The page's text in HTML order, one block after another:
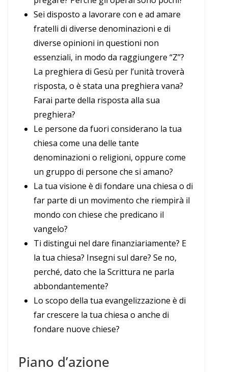
Sei disposto a lavorare con e ad amare
fratelli di diverse denominazioni e di
diverse opinioni in questioni non
essenziali, in modo da raggiungere “Z”?
La preghiera di Gesù per l’unità troverà
risposta, o è stata una preghiera vana?
Farai parte della risposta alla sua
preghiera?
Le persone da fuori considerano la tua
chiesa come una delle tante
denominazioni o religioni, oppure come
un gruppo di persone che si amano?
La tua visione è di fondare una chiesa o di
far parte di un movimento che riempirà il
mondo con chiese che predicano il
vangelo?
Ti distingui nel dare finanziariamente? E
la tua chiesa? Insegni sul dare? Se no,
perché, dato che la Scrittura ne parla
abbondantemente?
Lo scopo della tua evangelizzazione è di
far crescere la tua chiesa o anche di
fondare nuove chiese?
Piano d’azione